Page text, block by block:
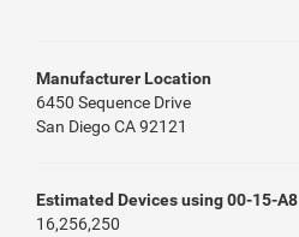
Manufacturer Location
6450 Sequence Drive
San Diego CA 92121
Estimated Devices using 00-15-A8
16,256,250